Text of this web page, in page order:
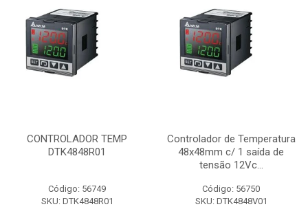
CONTROLADOR TEMP
DTK4848R01
Código: 56749
SKU: DTK4848R01
Controlador de Temperatura
48x48mm c/ 1 saída de
tensão 12Vc...
Código: 56750
SKU: DTK4848V01